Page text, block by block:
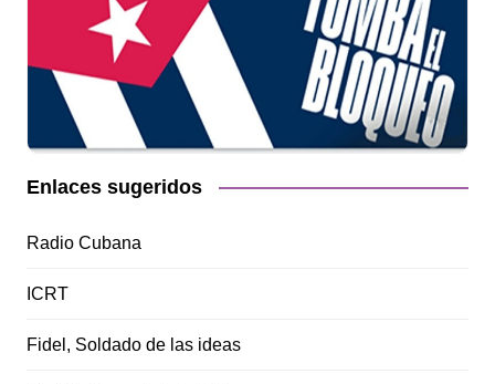
Enlaces sugeridos
Radio Cubana
ICRT
Fidel, Soldado de las ideas